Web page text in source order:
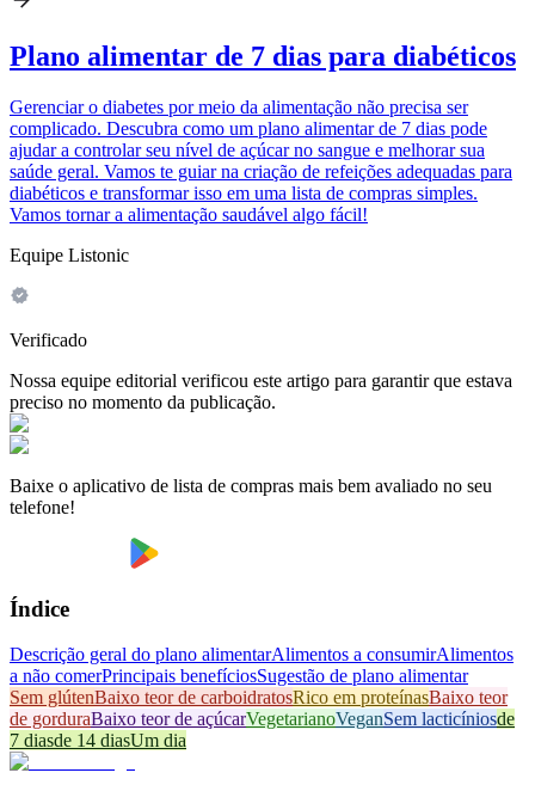
Plano alimentar de 7 dias para diabéticos
Gerenciar o diabetes por meio da alimentação não precisa ser
complicado. Descubra como um plano alimentar de 7 dias pode
ajudar a controlar seu nível de açúcar no sangue e melhorar sua
saúde geral. Vamos te guiar na criação de refeições adequadas para
diabéticos e transformar isso em uma lista de compras simples.
Vamos tornar a alimentação saudável algo fácil!
Equipe Listonic
Verificado
Nossa equipe editorial verificou este artigo para garantir que estava
preciso no momento da publicação.
Baixe o aplicativo de lista de compras mais bem avaliado no seu
telefone!
Índice
Descrição geral do plano alimentarAlimentos a consumirAlimentos
a não comerPrincipais benefíciosSugestão de plano alimentar
Sem glútenBaixo teor de carboidratosRico em proteínasBaixo teor
de gorduraBaixo teor de açúcarVegetarianoVeganSem lacticíniosde
7 diasde 14 diasUm dia